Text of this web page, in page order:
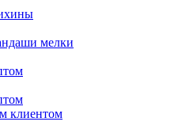
мелки
клиентом